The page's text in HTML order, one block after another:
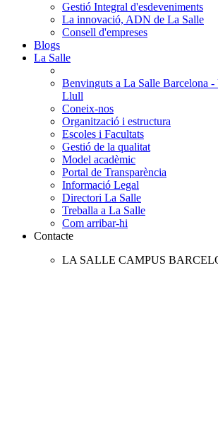
Gestió Integral d'esdeveniments
La innovació, ADN de La Salle
Consell d'empreses
Blogs
La Salle
Benvinguts a La Salle Barcelona
Llull
Coneix-nos
Organització i estructura
Escoles i Facultats
Gestió de la qualitat
Model acadèmic
Portal de Transparència
Informació Legal
Directori La Salle
Treballa a La Salle
Com arribar-hi
Contacte
LA SALLE CAMPUS